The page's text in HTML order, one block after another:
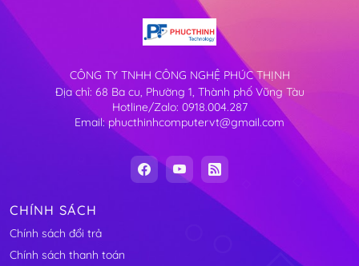
CÔNG TY TNHH CÔNG NGHỆ PHÚC THỊNH
Địa chỉ: 68 Ba cu, Phường 1, Thành phố Vũng Tàu
Hotline/Zalo: 0918.004.287
Email: phucthinhcomputervt@gmail.com
CHÍNH SÁCH
Chính sách đổi trả
Chính sách thanh toán